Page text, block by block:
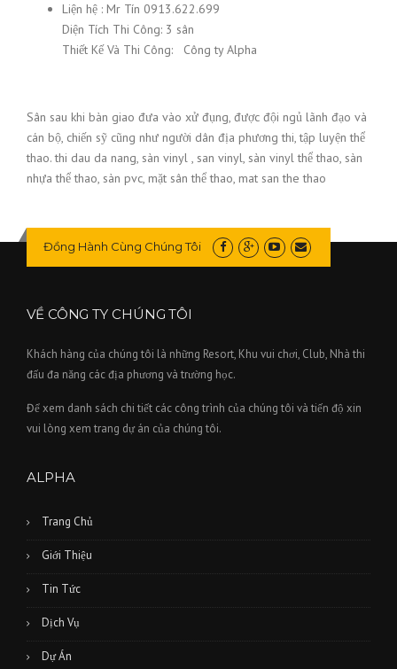
Liện hệ : Mr Tín 0913.622.699
Diện Tích Thi Công: 3 sân
Thiết Kế Và Thi Công: Công ty Alpha
Sân sau khi bàn giao đưa vào xử đụng, được đội ngủ lãnh đạo và
cán bộ, chiến sỹ cũng như người dân địa phương thi, tập luyện thể
thao. thi dau da nang, sàn vinyl , san vinyl, sàn vinyl thể thao, sàn
nhựa thể thao, sàn pvc, mặt sân thể thao, mat san the thao
Đồng Hành Cùng Chúng Tôi
VỀ CÔNG TY CHÚNG TÔI
Khách hàng của chúng tôi là những Resort, Khu vui chơi, Club, Nhà thi
đấu đa năng các địa phương và trường học.
Để xem danh sách chi tiết các công trình của chúng tôi và tiến độ xin
vui lòng xem trang dự án của chúng tôi.
ALPHA
Trang Chủ
Giới Thiệu
Tin Tức
Dịch Vụ
Dự Án